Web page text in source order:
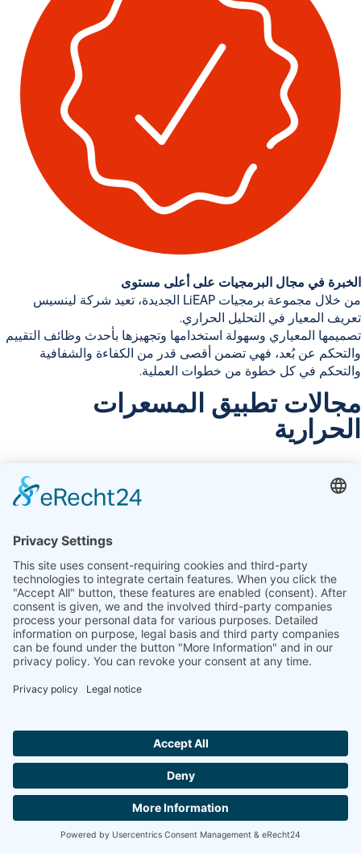
الخبرة في مجال البرمجيات على أعلى مستوى
من خلال مجموعة برمجيات LiEAP
الجديدة، تعيد شركة لينسيس
تعريف المعيار في التحليل الحراري.
تصميمها المعياري وسهولة استخدامها وتجهيزها بأحدث وظائف التقييم
والتحكم عن بُعد، فهي تضمن
أقصى قدر من الكفاءة والشفافية
والتحكم في كل خطوة من خطوات العملية.
مجالات تطبيق المسعرات
الحرارية
مواد البناء
Hallo ich bin LINAI! Wie kann ich dir